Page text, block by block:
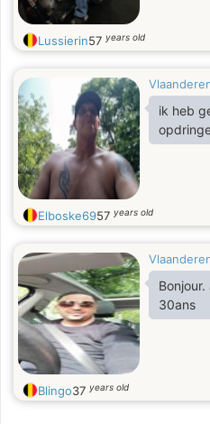
Lussierin57 years old
ik heb
Elboske6957 years old
30ans
Blingo37 years old